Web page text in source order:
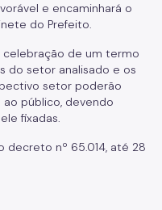
e encaminhará o
do Prefeito.
celebração de um termo
do setor analisado e os
setor poderão
público, devendo
fixadas.
decreto nº 65.014, até 28